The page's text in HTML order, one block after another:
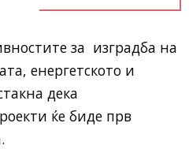
за изградба на
енергетското и
дека
ќе биде прв